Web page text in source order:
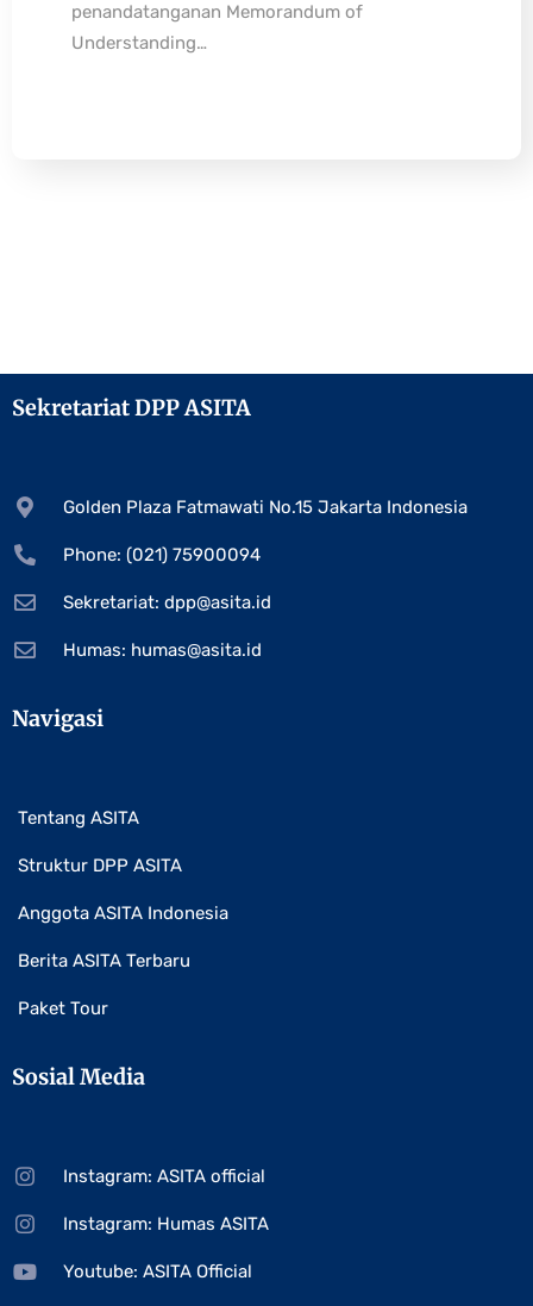
penandatanganan Memorandum of
Understanding…
Sekretariat DPP ASITA
Golden Plaza Fatmawati No.15 Jakarta Indonesia
Phone: (021) 75900094
Sekretariat: dpp@asita.id
Humas: humas@asita.id
Navigasi
Tentang ASITA
Struktur DPP ASITA
Anggota ASITA Indonesia
Berita ASITA Terbaru
Paket Tour
Sosial Media
Instagram: ASITA official
Instagram: Humas ASITA
Youtube: ASITA Official